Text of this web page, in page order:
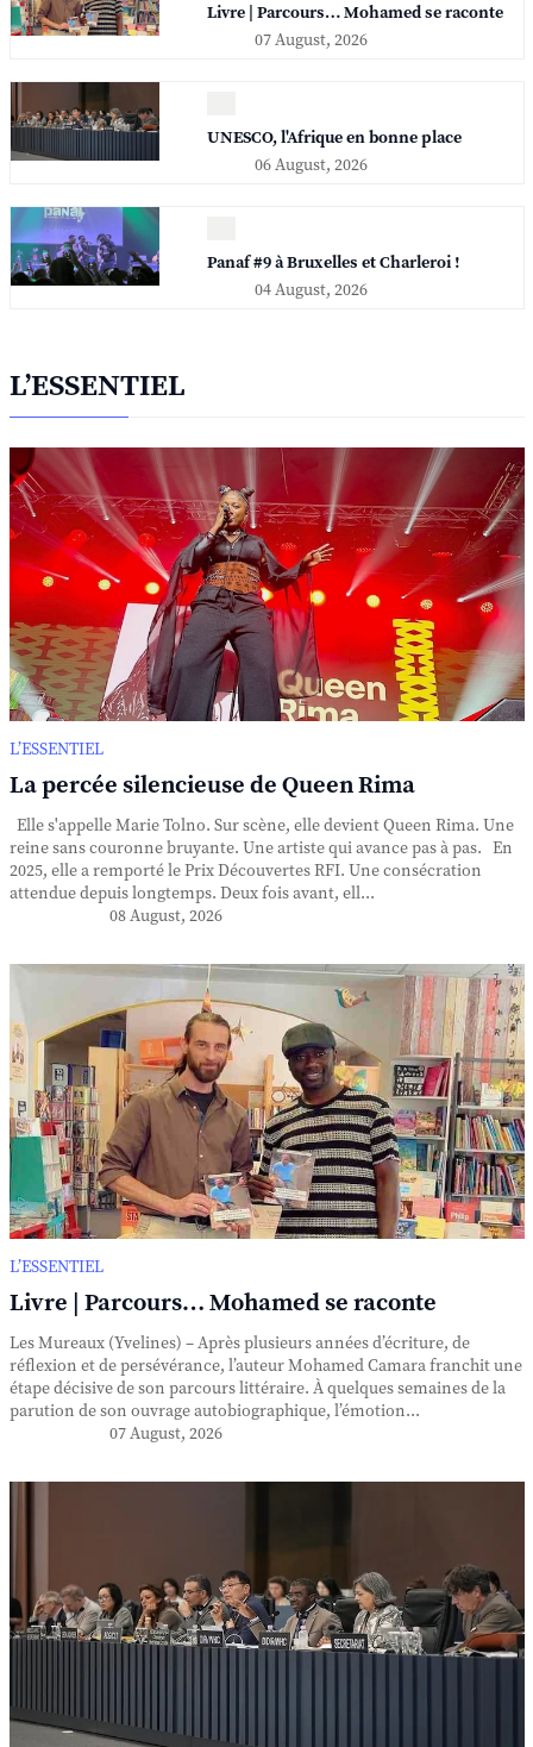
Livre | Parcours… Mohamed se raconte
07 August, 2026
UNESCO, l'Afrique en bonne place
06 August, 2026
Panaf #9 à Bruxelles et Charleroi !
04 August, 2026
L’ESSENTIEL
L’ESSENTIEL
La percée silencieuse de Queen Rima
Elle s'appelle Marie Tolno. Sur scène, elle devient Queen Rima. Une
reine sans couronne bruyante. Une artiste qui avance pas à pas. En
2025, elle a remporté le Prix Découvertes RFI. Une consécration
attendue depuis longtemps. Deux fois avant, ell...
08 August, 2026
L’ESSENTIEL
Livre | Parcours… Mohamed se raconte
Les Mureaux (Yvelines) – Après plusieurs années d’écriture, de
réflexion et de persévérance, l’auteur Mohamed Camara franchit une
étape décisive de son parcours littéraire. À quelques semaines de la
parution de son ouvrage autobiographique, l’émotion...
07 August, 2026